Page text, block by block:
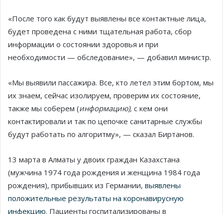
«После того как будут выявлены все контактные лица,
будет проведена с ними тщательная работа, сбор
информации о состоянии здоровья и при
необходимости — обследование», — добавил министр.
«Мы выявили пассажира. Все, кто летел этим бортом, мы
их знаем, сейчас изолируем, проверим их состояние,
также мы соберем (информацию), с кем они
контактировали и так по цепочке санитарные службы
будут работать по алгоритму», — сказал Биртанов.
13 марта в Алматы у двоих граждан Казахстана
(мужчина 1974 года рождения и женщина 1984 года
рождения), прибывших из Германии, выявлены
положительные результаты на коронавирусную
инфекцию. Пациенты госпитализированы в